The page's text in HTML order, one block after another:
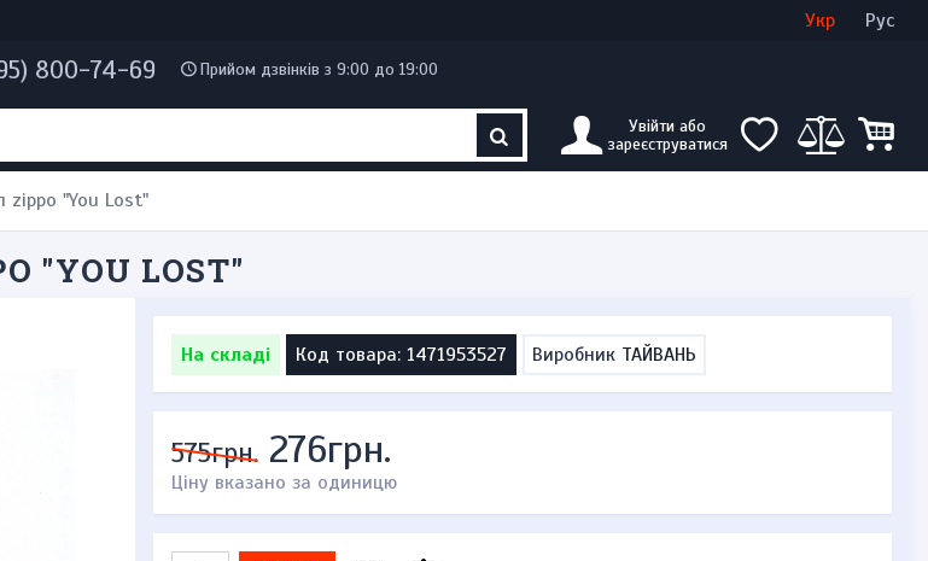
Укр Рус
800-74-69 Прийом дзвінків з 9:00 до 19:00
Увійти або
зареєструватися
zippo "You Lost"
LOST"
На складі Код товара: 1471953527 Виробник ТАЙВАНЬ
575грн. 276грн.
Ціну вказано за одиницю